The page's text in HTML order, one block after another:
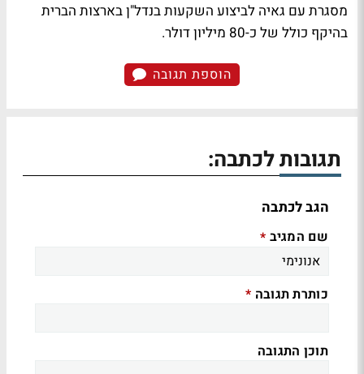
מסגרת עם גאיה לביצוע השקעות בנדל"ן בארצות הברית
בהיקף כולל של כ-80 מיליון דולר.
הוספת תגובה
תגובות לכתבה:
הגב לכתבה
שם המגיב *
כותרת תגובה *
תוכן התגובה